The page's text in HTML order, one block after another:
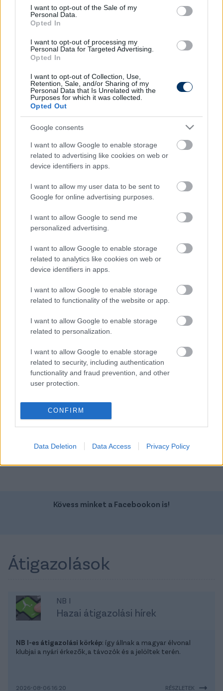
consent section.
I want to opt-out of the Sale of my
Personal Data.
Opted In
I want to opt-out of processing my
Personal Data for Targeted Advertising.
Opted In
I want to opt-out of Collection, Use,
Retention, Sale, and/or Sharing of my
Personal Data that Is Unrelated with the
Purposes for which it was collected.
Opted Out
Google consents
I want to allow Google to enable storage
related to advertising like cookies on web or
device identifiers in apps.
I want to allow my user data to be sent to
Google for online advertising purposes.
I want to allow Google to send me
personalized advertising.
I want to allow Google to enable storage
related to analytics like cookies on web or
device identifiers in apps.
I want to allow Google to enable storage
related to functionality of the website or app.
I want to allow Google to enable storage
related to personalization.
I want to allow Google to enable storage
related to security, including authentication
functionality and fraud prevention, and other
user protection.
CONFIRM
Data Deletion Data Access Privacy Policy
NB I: Eldőlt Dzsudzsák sorsa a Lokinál
- hivatalos
Balázs szerződését.
Itt állíthatod be, hogy a Csakfoci az elsők
között legyen a Google-találatokban
Tetszett a cikk? Megosztanád?
CÍMKÉK: #NB I #ÁTIGAZOLÁSOK
Volvo V60
Üzemanyag: Benzin
15 290 000 Ft
Volvo V60
15 290 000 Ft
Kövess minket a Facebookon is!
Átigazolások
NB I
Hazai átigazolási hírek
NB I-es átigazolási körkép: így állnak a magyar élvonal
klubjai a nyári érkezők, a távozók és a jelöltek terén.
2026-08-06 16:20 RÉSZLETEK